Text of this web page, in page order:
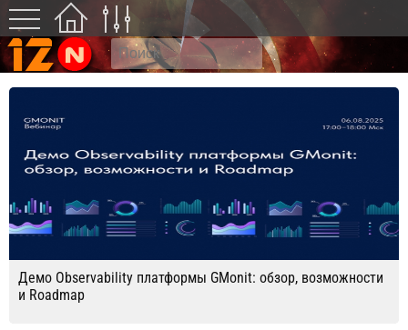
Демо Observability платформы GMonit: обзор, возможности
и Roadmap